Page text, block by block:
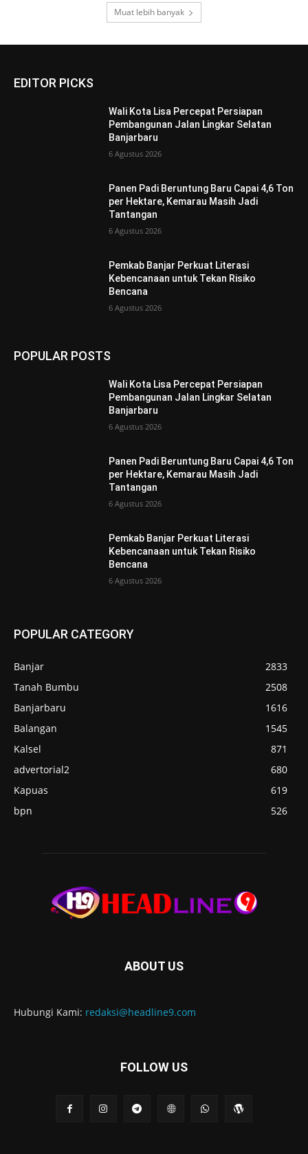
Muat lebih banyak
EDITOR PICKS
Wali Kota Lisa Percepat Persiapan
Pembangunan Jalan Lingkar Selatan
Banjarbaru
6 Agustus 2026
Panen Padi Beruntung Baru Capai 4,6 Ton
per Hektare, Kemarau Masih Jadi
Tantangan
6 Agustus 2026
Pemkab Banjar Perkuat Literasi
Kebencanaan untuk Tekan Risiko
Bencana
6 Agustus 2026
POPULAR POSTS
Wali Kota Lisa Percepat Persiapan
Pembangunan Jalan Lingkar Selatan
Banjarbaru
6 Agustus 2026
Panen Padi Beruntung Baru Capai 4,6 Ton
per Hektare, Kemarau Masih Jadi
Tantangan
6 Agustus 2026
Pemkab Banjar Perkuat Literasi
Kebencanaan untuk Tekan Risiko
Bencana
6 Agustus 2026
POPULAR CATEGORY
Banjar
2833
Tanah Bumbu
2508
Banjarbaru
1616
Balangan
1545
Kalsel
871
advertorial2
680
Kapuas
619
bpn
526
ABOUT US
Hubungi Kami: redaksi@headline9.com
FOLLOW US